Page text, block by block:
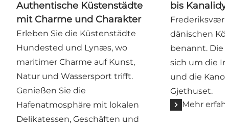
Authentische Küstenstädte
mit Charme und Charakter
Erleben Sie die Küstenstädte
Hundested und Lynæs, wo
maritimer Charme auf Kunst,
Natur und Wassersport trifft.
Genießen Sie die
Hafenatmosphäre mit lokalen
Delikatessen, Geschäften und
bis
dänischen
benannt. Die
sich um die
und die
Gjethuset.
Mehr